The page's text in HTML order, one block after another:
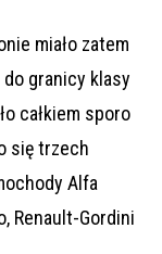
miało zatem
granicy klasy
całkiem sporo
się trzech
Alfa
Renault-Gordini